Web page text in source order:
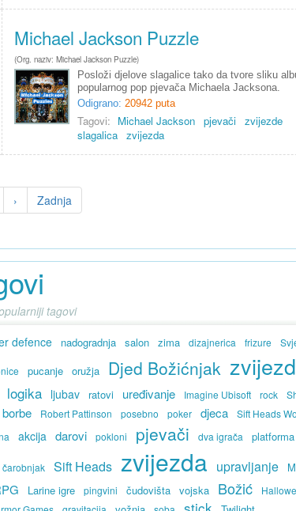
Michael Jackson Puzzle
(Org. naziv: Michael Jackson Puzzle)
Posloži djelove slagalice tako da tvore sliku
popularnog pop pjevača Michaela Jacksona.
Odigrano: 20942 puta
Tagovi: Michael Jackson pjevači zvijezde
slagalica zvijezda
› Zadnja
tagovi
defence nadogradnja salon zima dizajnerica frizure
pucanje oružja Djed Božićnjak
logika ljubav ratovi uređivanje Imagine Ubisoft rock
borbe Robert Pattinson posebno poker djeca
Sift Heads
akcija darovi pokloni pjevači dva igrača platforma
čarobnjak Sift Heads zvijezda upravljanje
Larine igre pingvini čudovišta vojska Božić